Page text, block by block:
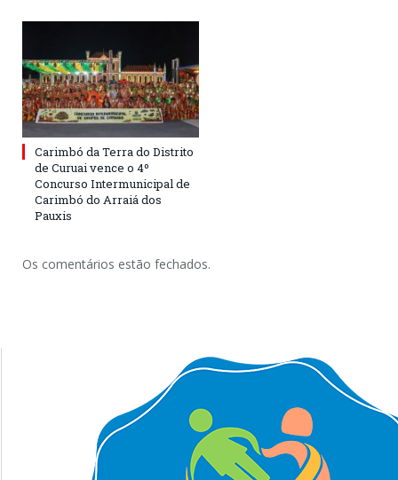
Carimbó da Terra do Distrito
de Curuai vence o 4º
Concurso Intermunicipal de
Carimbó do Arraiá dos
Pauxis
Os comentários estão fechados.